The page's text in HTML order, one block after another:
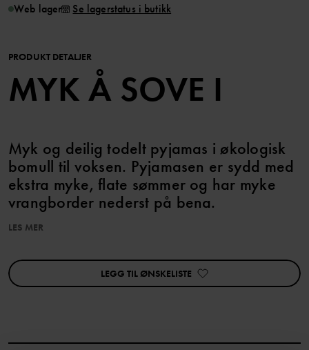
Web lager Se lagerstatus i butikk
PRODUKT DETALJER
MYK Å SOVE I
Myk og deilig todelt pyjamas i økologisk
bomull til voksen. Pyjamasen er sydd med
ekstra myke, flate sømmer og har myke
vrangborder nederst på bena.
Varenummer:60603068
LES MER
LEGG TIL ØNSKELISTE